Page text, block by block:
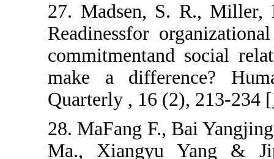
27. Madsen,
Readinessfor
make a
Quarterly , 16
28. MaFang F.,
Ma., Xiangyu